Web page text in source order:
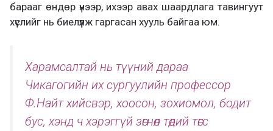
барааг өндөр үнээр, ихээр авах шаардлага тавингуут
хүслийг нь биелүүлж гаргасан хууль байгаа юм.
Харамсалтай нь түүний дараа
Чикагогийн их сургуулийн профессор
Ф.Найт хийсвэр, хоосон, зохиомол, бодит
бус, хэнд ч хэрэггүй зөгнөл төдий төгс